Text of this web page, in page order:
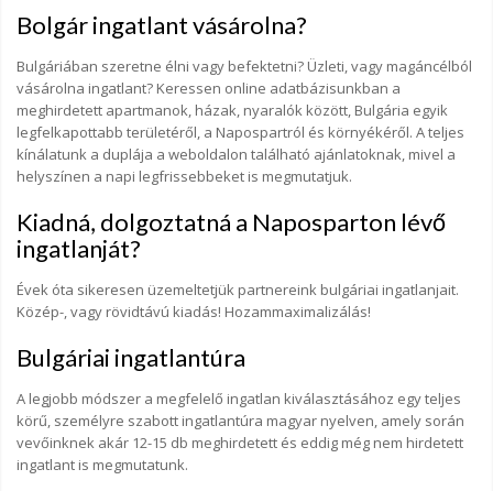
Bolgár ingatlant vásárolna?
Bulgáriában szeretne élni vagy befektetni? Üzleti, vagy magáncélból
vásárolna ingatlant? Keressen online adatbázisunkban a
meghirdetett apartmanok, házak, nyaralók között, Bulgária egyik
legfelkapottabb területéről, a Napospartról és környékéről. A teljes
kínálatunk a duplája a weboldalon található ajánlatoknak, mivel a
helyszínen a napi legfrissebbeket is megmutatjuk.
Kiadná, dolgoztatná a Naposparton lévő
ingatlanját?
Évek óta sikeresen üzemeltetjük partnereink bulgáriai ingatlanjait.
Közép-, vagy rövidtávú kiadás! Hozammaximalizálás!
Bulgáriai ingatlantúra
A legjobb módszer a megfelelő ingatlan kiválasztásához egy teljes
körű, személyre szabott ingatlantúra magyar nyelven, amely során
vevőinknek akár 12-15 db meghirdetett és eddig még nem hirdetett
ingatlant is megmutatunk.